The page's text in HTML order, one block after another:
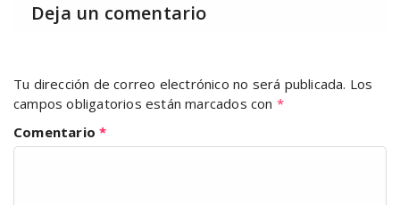
Deja un comentario
Tu dirección de correo electrónico no será publicada. Los
campos obligatorios están marcados con *
Comentario*